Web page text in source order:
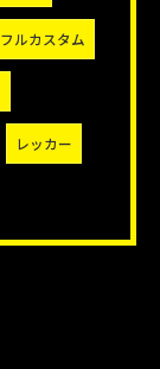
フルカスタム
レッカー